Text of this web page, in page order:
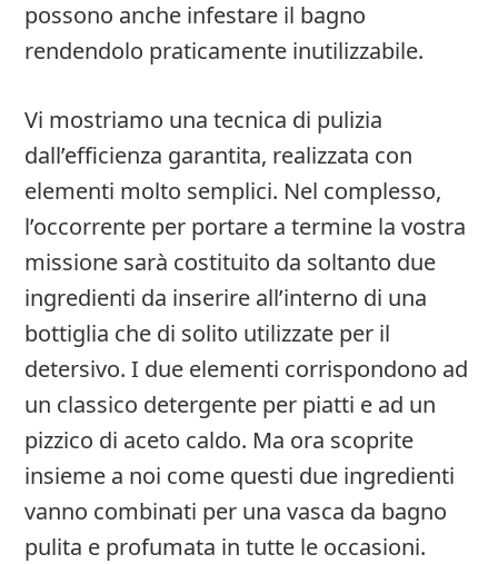
possono anche infestare il bagno
rendendolo praticamente inutilizzabile.
Vi mostriamo una tecnica di pulizia
dall’efficienza garantita, realizzata con
elementi molto semplici. Nel complesso,
l’occorrente per portare a termine la vostra
missione sarà costituito da soltanto due
ingredienti da inserire all’interno di una
bottiglia che di solito utilizzate per il
detersivo. I due elementi corrispondono ad
un classico detergente per piatti e ad un
pizzico di aceto caldo. Ma ora scoprite
insieme a noi come questi due ingredienti
vanno combinati per una vasca da bagno
pulita e profumata in tutte le occasioni.